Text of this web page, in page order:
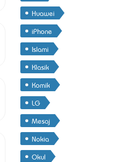
Huawei
iPhone
Islami
Klasik
Komik
LG
Mesaj
Nokia
Okul